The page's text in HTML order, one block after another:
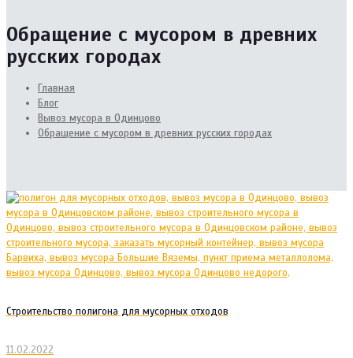
Обращение с мусором в древних
русских городах
Главная
Блог
Вывоз мусора в Одинцово
Обращение с мусором в древних русских городах
Строительство полигона для мусорных отходов
11.02.2022